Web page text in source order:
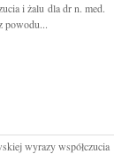
i żalu dla dr n. med.
powodu...
wyrazy współczucia